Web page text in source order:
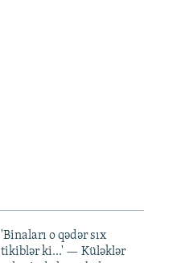
'Binaları o qədər sıx
tikiblər ki...' — Küləklər